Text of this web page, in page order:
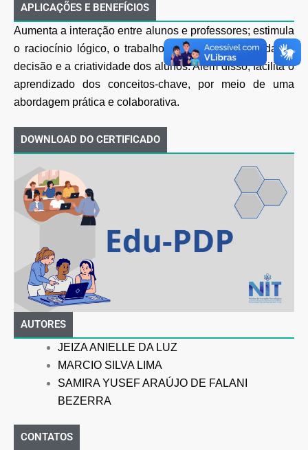
APLICAÇÕES E BENEFÍCIOS
Aumenta a interação entre alunos e professores; estimula
o raciocínio lógico, o trabalho em equipe, a tomada de
decisão e a criatividade dos alunos. Além disso, facilita o
aprendizado dos conceitos-chave, por meio de uma
abordagem prática e colaborativa.
DOWNLOAD DO CERTIFICADO
AUTORES
JEIZA ANIELLE DA LUZ
MARCIO SILVA LIMA
SAMIRA YUSEF ARAÚJO DE FALANI
BEZERRA
CONTATOS